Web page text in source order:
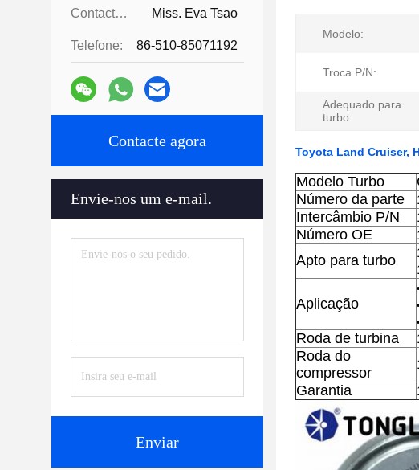
Contactos: Miss. Eva Tsao
Telefone: 86-510-85071192
Contacte agora
Envie-nos um e-mail.
Enviar
Modelo:
Troca P/N:
Adequado para
turbo:
Toyota Land Cruiser,
Modelo Turbo
Número da parte
Intercâmbio P/N
Número OE
Apto para turbo
Aplicação
Roda de turbina
Roda do
compressor
Garantia